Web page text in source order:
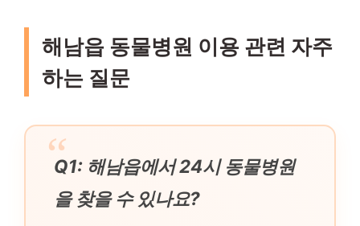
해남읍 동물병원 이용 관련 자주
하는 질문
Q1: 해남읍에서 24시 동물병원
을 찾을 수 있나요?